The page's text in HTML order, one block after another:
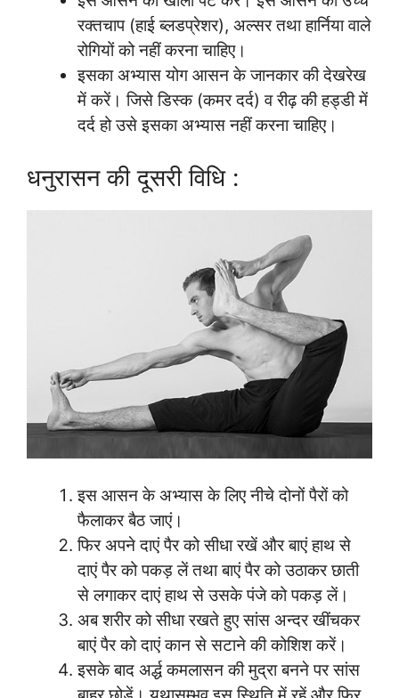
रक्तचाप (हाई ब्लडप्रेशर), अल्सर तथा हार्निया वाले
रोगियों को नहीं करना चाहिए।
इसका अभ्यास योग आसन के जानकार की देखरेख
में करें। जिसे डिस्क (कमर दर्द) व रीढ़ की हड्डी में
दर्द हो उसे इसका अभ्यास नहीं करना चाहिए।
धनुरासन की दूसरी विधि :
इस आसन के अभ्यास के लिए नीचे दोनों पैरों को
फैलाकर बैठ जाएं।
फिर अपने दाएं पैर को सीधा रखें और बाएं हाथ से
दाएं पैर को पकड़ लें तथा बाएं पैर को उठाकर छाती
से लगाकर दाएं हाथ से उसके पंजे को पकड़ लें।
अब शरीर को सीधा रखते हुए सांस अन्दर खींचकर
बाएं पैर को दाएं कान से सटाने की कोशिश करें।
इसके बाद अर्द्ध कमलासन की मुद्रा बनने पर सांस